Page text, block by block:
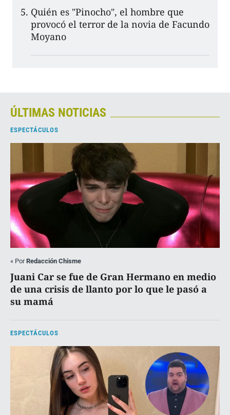
Quién es "Pinocho", el hombre que
provocó el terror de la novia de Facundo
Moyano
ÚLTIMAS NOTICIAS
ESPECTÁCULOS
« PorRedacción Chisme
Juani Car se fue de Gran Hermano en medio
de una crisis de llanto por lo que le pasó a
su mamá
ESPECTÁCULOS